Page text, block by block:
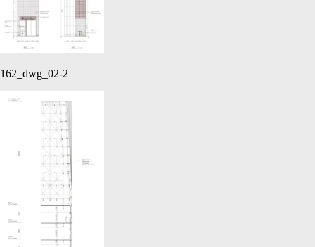
162_dwg_02-2